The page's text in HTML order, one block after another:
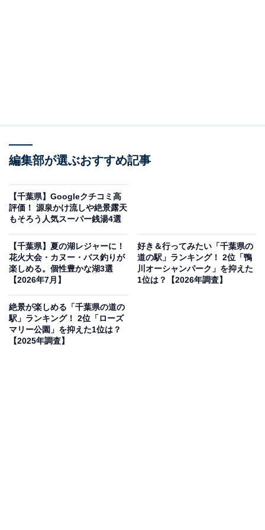
す。
浴びながら、対岸に広がる君津の工場夜景が一望でき、
天気が良ければ東京スカイツリーの光まで見渡せます。
はカップルのドライブにも最適です。
夏は日が長いため夕涼みがてら公園を散策し、日没後に
ライトアップが始まってからの夜景が特におすすめ。レ
ストラン「舵輪」などは夜間も営業しており、潮風を感
じながら料理やドリンクを楽しめます。駐車場は168台
編集部が選ぶおすすめ記事
【千葉県】Googleクチコミ高
評価！ 源泉かけ流しや絶景露天
もそろう人気スーパー銭湯4選
【千葉県】夏の湖レジャーに！
花火大会・カヌー・バス釣りが
楽しめる。個性豊かな湖3選
【2026年7月】
好き＆行ってみたい「千葉県の
道の駅」ランキング！ 2位「鴨
川オーシャンパーク」を抑えた
1位は？【2026年調査】
絶景が楽しめる「千葉県の道の
駅」ランキング！ 2位「ローズ
マリー公園」を抑えた1位は？
【2025年調査】